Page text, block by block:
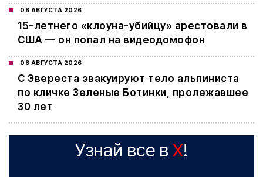
08 АВГУСТА 2026
15-летнего «клоуна-убийцу» арестовали в
США — он попал на видеодомофон
08 АВГУСТА 2026
С Эвереста эвакуируют тело альпиниста
по кличке Зеленые Ботинки, пролежавшее
30 лет
Узнай все в X!